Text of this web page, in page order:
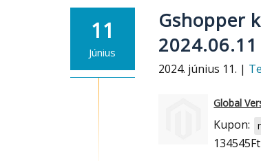
11
Június
Gshopper
2024.06.11
2024. június 11. |
Global
Kupon:
134545Ft